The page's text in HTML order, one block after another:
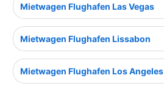
Mietwagen Flughafen Las Vegas
Mietwagen Flughafen Lissabon
Mietwagen Flughafen Los Angeles